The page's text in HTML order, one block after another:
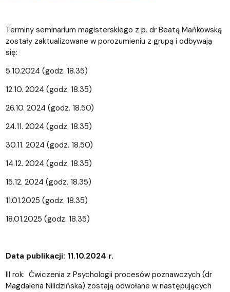
Terminy seminarium magisterskiego z p. dr Beatą Mańkowską
zostały zaktualizowane w porozumieniu z grupą i odbywają
się:
5.10.2024 (godz. 18.35)
12.10. 2024 (godz. 18.35)
26.10. 2024 (godz. 18.50)
24.11. 2024 (godz. 18.35)
30.11. 2024 (godz. 18.50)
14.12. 2024 (godz. 18.35)
15.12. 2024 (godz. 18.35)
11.01.2025 (godz. 18.35)
18.01.2025 (godz. 18.35)
Data publikacji: 11.10.2024 r.
III rok: Ćwiczenia z Psychologii procesów poznawczych (dr
Magdalena Nilidzińska) zostają odwołane w następujących